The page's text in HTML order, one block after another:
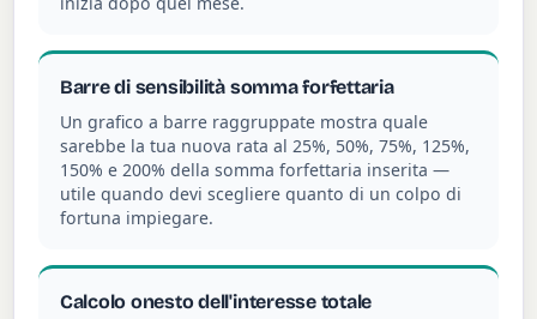
Barre di sensibilità somma forfettaria
Un grafico a barre raggruppate mostra quale
sarebbe la tua nuova rata al 25%, 50%, 75%, 125%,
150% e 200% della somma forfettaria inserita —
utile quando devi scegliere quanto di un colpo di
fortuna impiegare.
Calcolo onesto dell'interesse totale